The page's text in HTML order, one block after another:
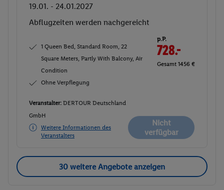
19.01. - 24.01.2027
Abflugzeiten werden nachgereicht
1 Queen Bed, Standard Room, 22
Square Meters, Partly With Balcony, Air
Condition
Ohne Verpflegung
p.P.
728.-
Gesamt 1456 €
Veranstalter: DERTOUR Deutschland
GmbH
Weitere Informationen des
Veranstalters
Nicht
verfügbar
30 weitere Angebote anzeigen